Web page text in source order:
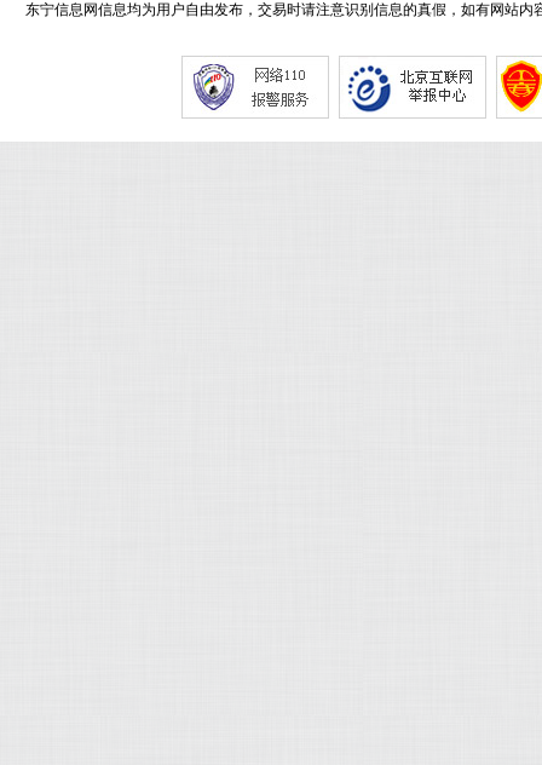
东宁信息网信息均为用户自由发布，交易时请注意识别信息的真假，如有网站内